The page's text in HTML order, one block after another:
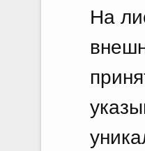
На